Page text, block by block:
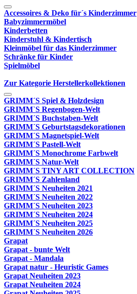
Accessoires & Deko für´s Kinderzimmer
Babyzimmermöbel
Kinderbetten
Kinderstuhl & Kindertisch
Kleinmöbel für das Kinderzimmer
Schränke für Kinder
Spielmöbel
Zur Kategorie Herstellerkollektionen
GRIMM´S Spiel & Holzdesign
GRIMM`S Regenbogen-Welt
GRIMM´S Buchstaben-Welt
GRIMM´S Geburtstagsdekorationen
GRIMM´S Magnetspiel-Welt
GRIMM´S Pastell-Welt
GRIMM´S Monochrome Farbwelt
GRIMM´S Natur-Welt
GRIMM´S TINY ART COLLECTION
GRIMM´S Zahlenland
GRIMM´S Neuheiten 2021
GRIMM´S Neuheiten 2022
GRIMM´S Neuheiten 2023
GRIMM´S Neuheiten 2024
GRIMM´S Neuheiten 2025
GRIMM´S Neuheiten 2026
Grapat
Grapat - bunte Welt
Grapat - Mandala
Grapat natur - Heuristic Games
Grapat Neuheiten 2023
Grapat Neuheiten 2024